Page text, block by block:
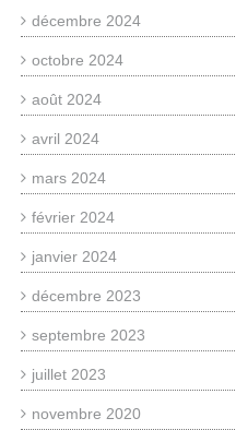
décembre 2024
octobre 2024
août 2024
avril 2024
mars 2024
février 2024
janvier 2024
décembre 2023
septembre 2023
juillet 2023
novembre 2020